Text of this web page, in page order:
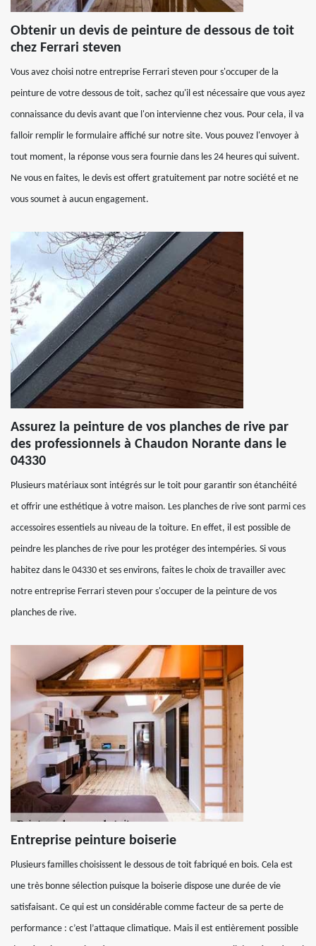
Obtenir un devis de peinture de dessous de toit
chez Ferrari steven
Vous avez choisi notre entreprise Ferrari steven pour s'occuper de la
peinture de votre dessous de toit, sachez qu'il est nécessaire que vous ayez
connaissance du devis avant que l'on intervienne chez vous. Pour cela, il va
falloir remplir le formulaire affiché sur notre site. Vous pouvez l'envoyer à
tout moment, la réponse vous sera fournie dans les 24 heures qui suivent.
Ne vous en faites, le devis est offert gratuitement par notre société et ne
vous soumet à aucun engagement.
Assurez la peinture de vos planches de rive par
des professionnels à Chaudon Norante dans le
04330
Plusieurs matériaux sont intégrés sur le toit pour garantir son étanchéité
et offrir une esthétique à votre maison. Les planches de rive sont parmi ces
accessoires essentiels au niveau de la toiture. En effet, il est possible de
peindre les planches de rive pour les protéger des intempéries. Si vous
habitez dans le 04330 et ses environs, faites le choix de travailler avec
notre entreprise Ferrari steven pour s'occuper de la peinture de vos
planches de rive.
Entreprise peinture boiserie
Plusieurs familles choisissent le dessous de toit fabriqué en bois. Cela est
une très bonne sélection puisque la boiserie dispose une durée de vie
satisfaisant. Ce qui est un considérable comme facteur de sa perte de
performance : c’est l’attaque climatique. Mais il est entièrement possible